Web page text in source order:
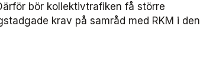
bör kollektivtrafiken få större
krav på samråd med RKM i den